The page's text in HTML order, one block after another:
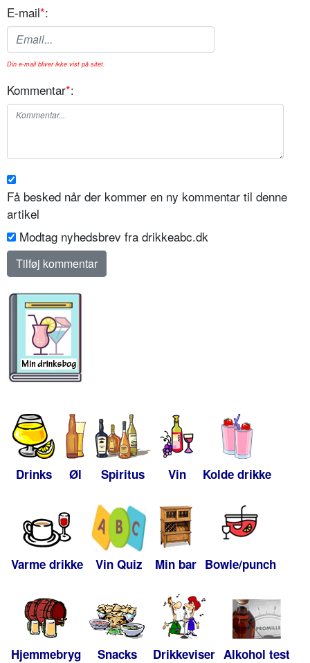
E-mail*:
Din e-mail bliver ikke vist på sitet.
Kommentar*:
Få besked når der kommer en ny kommentar til denne
artikel
Modtag nyhedsbrev fra drikkeabc.dk
Drinks Øl Spiritus Vin Kolde drikke
Varme drikke Vin Quiz Min bar Bowle/punch
Hjemmebryg Snacks Drikkeviser Alkohol test